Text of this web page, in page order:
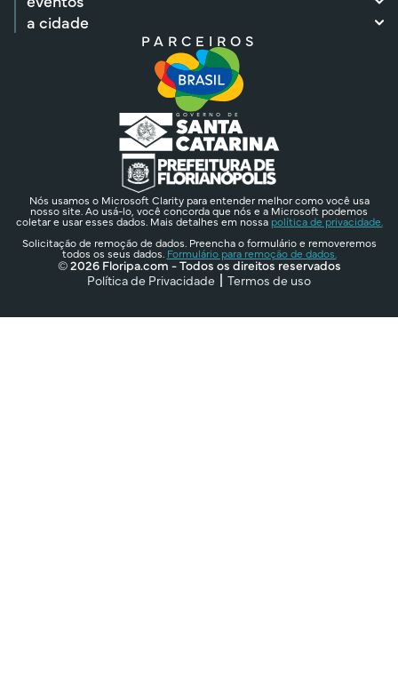
a cidade
PARCEIROS
Nós usamos o Microsoft Clarity para entender melhor como você usa
nosso site. Ao usá-lo, você concorda que nós e a Microsoft podemos
coletar e usar esses dados. Mais detalhes em nossa política de privacidade.
Solicitação de remoção de dados. Preencha o formulário e removeremos
todos os seus dados. Formulário para remoção de dados.
© 2026 Floripa.com - Todos os direitos reservados
Política de Privacidade
Termos de uso